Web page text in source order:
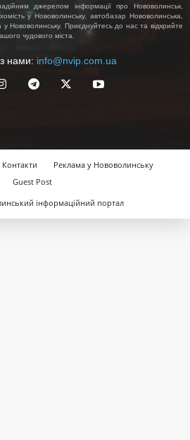
джерелом інформації про Нововолинськ,
у Нововолинську, автобазар Нововолинська,
у Нововолинську. Приєднуйтесь до нас та відкрийте
чудового міста.
нами: info@nvip.com.ua
Контакти
Реклама у Нововолинську
Guest Post
інформаційний портал